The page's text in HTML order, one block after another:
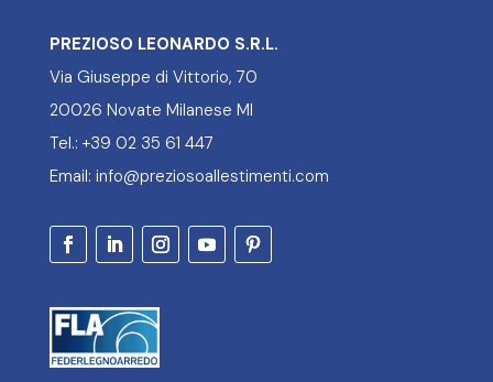
PREZIOSO LEONARDO S.R.L.
Via Giuseppe di Vittorio, 70
20026 Novate Milanese MI
Tel.: +39 02 35 61 447
Email: info@preziosoallestimenti.com